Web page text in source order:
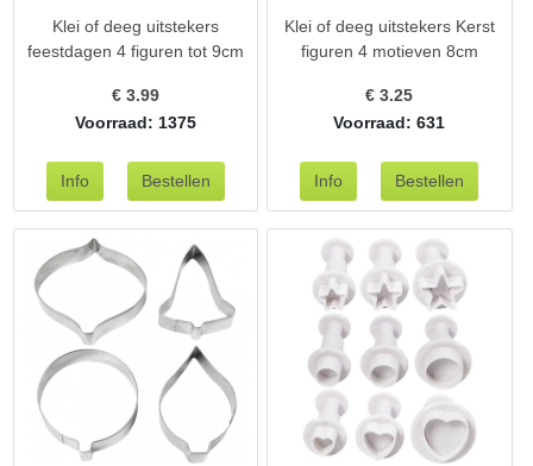
Klei of deeg uitstekers
feestdagen 4 figuren tot 9cm
€ 3.99
Voorraad: 1375
Klei of deeg uitstekers Kerst
figuren 4 motieven 8cm
€3.25
Voorraad: 631